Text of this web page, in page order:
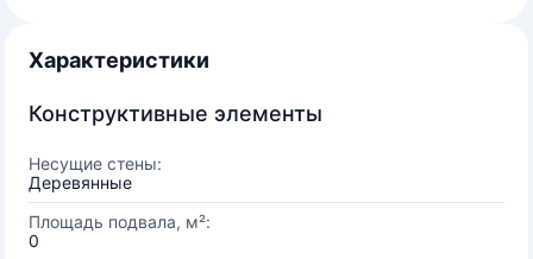
Характеристики
Конструктивные элементы
Несущие стены:
Деревянные
Площадь подвала, м²:
0